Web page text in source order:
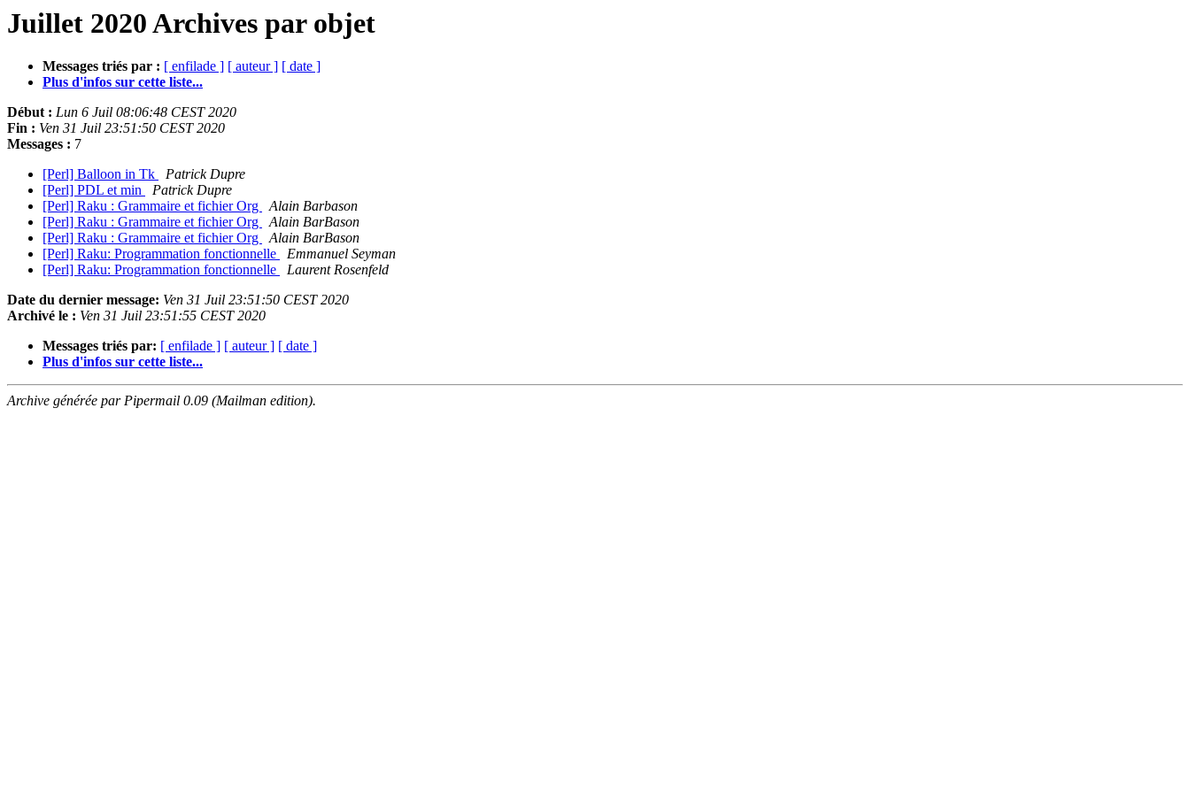
Juillet 2020 Archives par objet
Messages triés par : [ enfilade ] [ auteur ] [ date ]
Plus d'infos sur cette liste...
Début : Lun 6 Juil 08:06:48 CEST 2020
Fin : Ven 31 Juil 23:51:50 CEST 2020
Messages : 7
[Perl] Balloon in Tk
Patrick Dupre
[Perl] PDL et min
Patrick Dupre
[Perl] Raku : Grammaire et fichier Org
Alain Barbason
[Perl] Raku : Grammaire et fichier Org
Alain BarBason
[Perl] Raku : Grammaire et fichier Org
Alain BarBason
[Perl] Raku: Programmation fonctionnelle
Emmanuel Seyman
[Perl] Raku: Programmation fonctionnelle
Laurent Rosenfeld
Date du dernier message: Ven 31 Juil 23:51:50 CEST 2020
Archivé le : Ven 31 Juil 23:51:55 CEST 2020
Messages triés par: [ enfilade ] [ auteur ] [ date ]
Plus d'infos sur cette liste...
Archive générée par Pipermail 0.09 (Mailman edition).